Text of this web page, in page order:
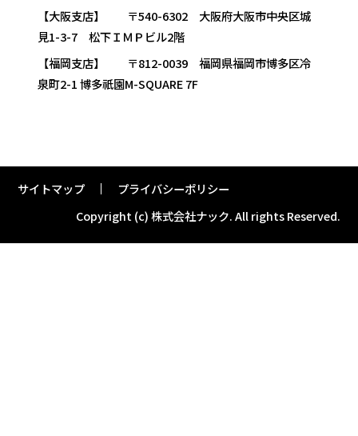
【大阪支店】 〒540-6302 大阪府大阪市中央区城
見1-3-7 松下ＩＭＰビル2階
【福岡支店】 〒812-0039 福岡県福岡市博多区冷
泉町2-1 博多祇園M-SQUARE 7F
サイトマップ
プライバシーポリシー
Copyright (c) 株式会社ナック.All rights Reserved.